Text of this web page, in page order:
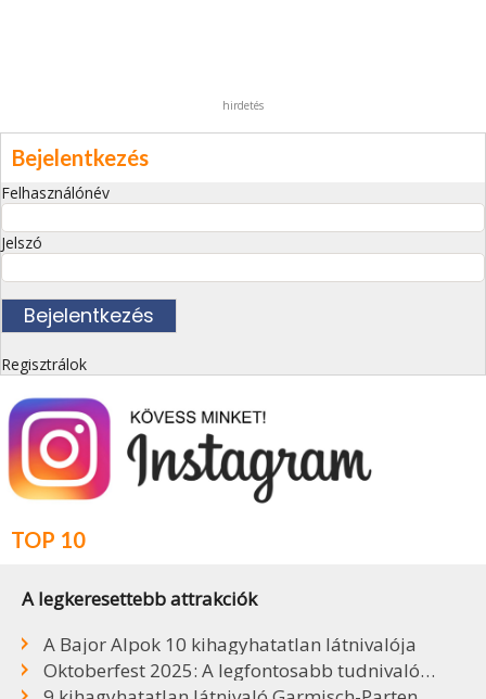
hirdetés
Bejelentkezés
Felhasználónév
Jelszó
Regisztrálok
TOP 10
A legkeresettebb attrakciók
A Bajor Alpok 10 kihagyhatatlan látnivalója
Oktoberfest 2025: A legfontosabb tudnivalók, sörök, árak